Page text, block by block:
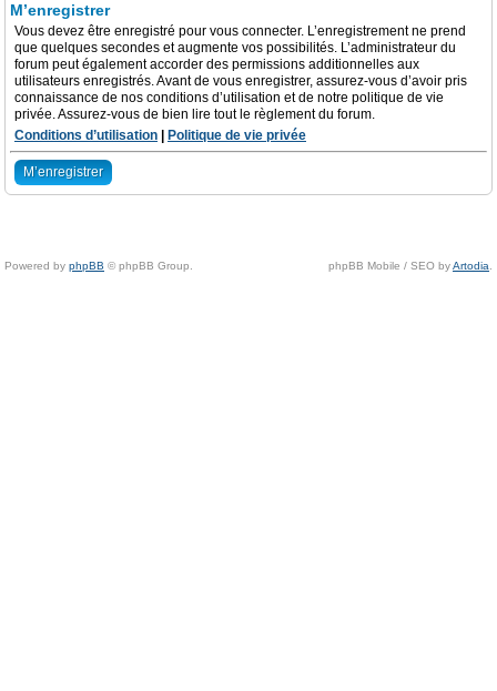
M’enregistrer
Vous devez être enregistré pour vous connecter. L’enregistrement ne prend
que quelques secondes et augmente vos possibilités. L’administrateur du
forum peut également accorder des permissions additionnelles aux
utilisateurs enregistrés. Avant de vous enregistrer, assurez-vous d’avoir pris
connaissance de nos conditions d’utilisation et de notre politique de vie
privée. Assurez-vous de bien lire tout le règlement du forum.
Conditions d’utilisation
Politique de vie privée
M’enregistrer
Powered by phpBB © phpBB Group. phpBB Mobile / SEO byArtodia